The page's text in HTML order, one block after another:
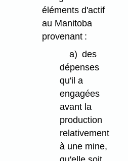
éléments d'actif
au Manitoba
provenant :
a) des
dépenses
qu'il a
engagées
avant la
production
relativement
à une mine,